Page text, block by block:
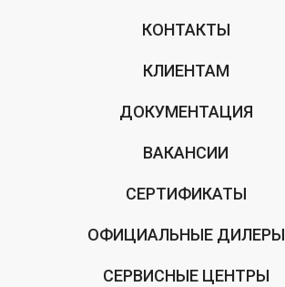
КОНТАКТЫ
КЛИЕНТАМ
ДОКУМЕНТАЦИЯ
ВАКАНСИИ
СЕРТИФИКАТЫ
ОФИЦИАЛЬНЫЕ ДИЛЕРЫ
СЕРВИСНЫЕ ЦЕНТРЫ